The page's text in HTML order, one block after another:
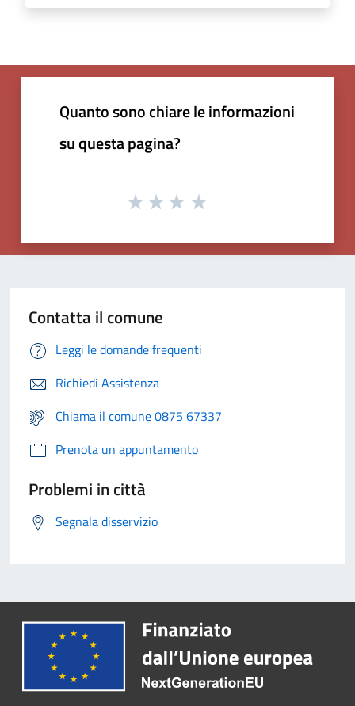
Quanto sono chiare le informazioni
su questa pagina?
Contatta il comune
Leggi le domande frequenti
Richiedi Assistenza
Chiama il comune 0875 67337
Prenota un appuntamento
Problemi in città
Segnala disservizio